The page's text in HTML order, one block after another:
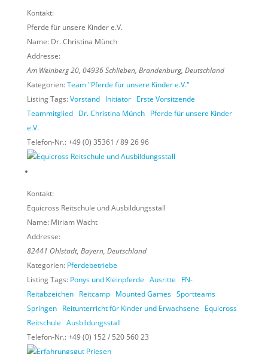
Kontakt:
Pferde für unsere Kinder e.V.
Name: Dr. Christina Münch
Addresse:
Am Weinberg 20, 04936Schlieben, Brandenburg, Deutschland
Kategorien:Team "Pferde für unsere Kinder e.V."
Listing Tags:Vorstand Initiator Erste Vorsitzende
Teammitglied Dr. Christina Münch Pferde für unsere Kinder
e.V.
Telefon-Nr.:+49 (0) 35361 / 89 26 96
Kontakt:
Equicross Reitschule und Ausbildungsstall
Name: Miriam Wacht
Addresse:
82441 Ohlstadt, Bayern, Deutschland
Kategorien: Pferdebetriebe
Listing Tags: Ponys und Kleinpferde Ausritte
FN-
Reitabzeichen Reitcamp Mounted Games Sportteams
Springen Reitunterricht für Kinder und Erwachsene
Equicross
Reitschule Ausbildungsstall
Telefon-Nr.:+49 (0) 152 / 520 560 23